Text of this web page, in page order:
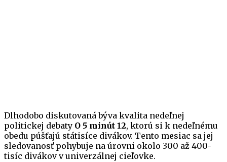
Dlhodobo diskutovaná býva kvalita nedeľnej
politickej debaty O 5 minút 12, ktorú si k nedeľnému
obedu púšťajú státisíce divákov. Tento mesiac sa jej
sledovanosť pohybuje na úrovni okolo 300 až 400-
tisíc divákov v univerzálnej cieľovke.